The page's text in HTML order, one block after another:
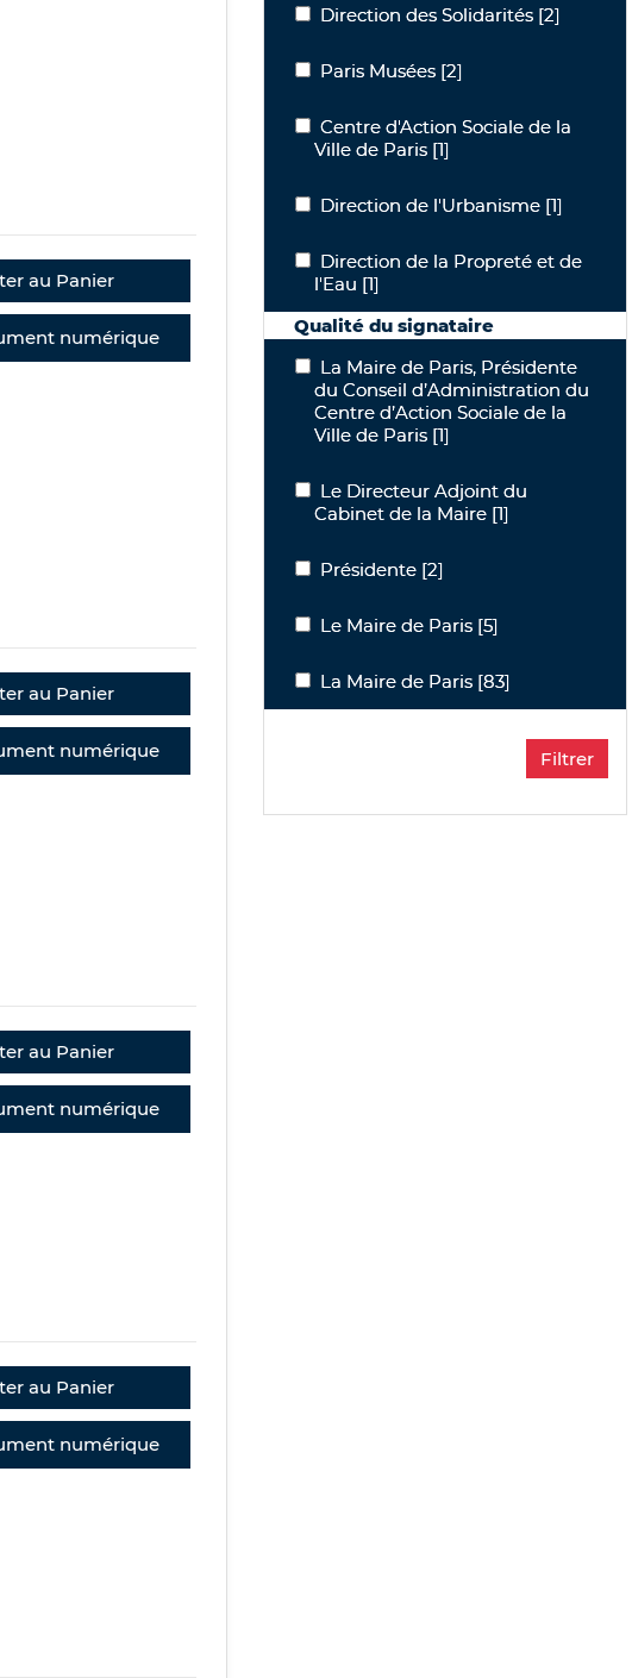
au Panier
numérique
au Panier
numérique
au Panier
numérique
au Panier
numérique
Direction des Solidarités
Direction des Solidarités [2]
Paris Musées
Paris Musées [2]
Centre d'Action Sociale de la Ville de
Centre d'Action Sociale de la
Ville de Paris [1]
Direction de l'Urbanisme
Direction de l'Urbanisme [1]
Direction de la Propreté et de l'Eau
Direction de la Propreté et de
l'Eau [1]
Qualité du signataire
La Maire de Paris, Présidente du
La Maire de Paris, Présidente
du Conseil d’Administration du
Centre d’Action Sociale de la
Ville de Paris [1]
Le Directeur Adjoint du Cabinet de la
Le Directeur Adjoint du
Cabinet de la Maire [1]
Présidente
Présidente [2]
Le Maire de Paris
Le Maire de Paris [5]
La Maire de Paris
La Maire de Paris [83]